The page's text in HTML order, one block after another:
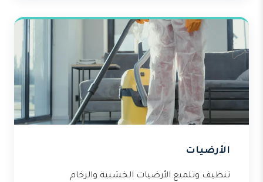
الأرضيات
تنظيف وتلميع الأرضيات الخشبية والرخام